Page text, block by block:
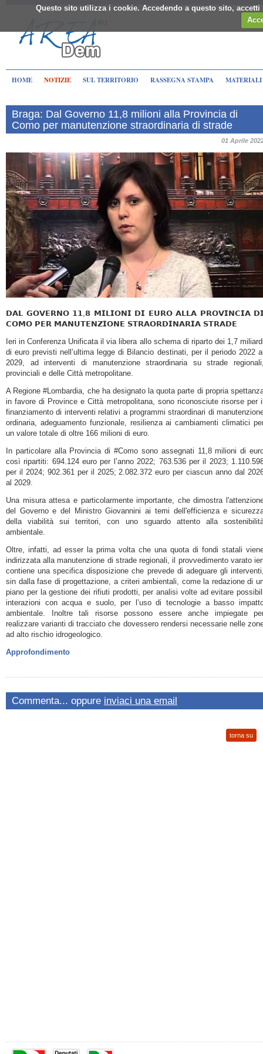
Questo sito utilizza i cookie. Accedendo a questo sito,
HOME NOTIZIE SUL TERRITORIO RASSEGNA STAMPA MATERIALI
Braga: Dal Governo 11,8 milioni alla Provincia di
Como per manutenzione straordinaria di strade
01 Aprile
𝗗𝗔𝗟 𝗚𝗢𝗩𝗘𝗥𝗡𝗢 𝟭𝟭,𝟴 𝗠𝗜𝗟𝗜𝗢𝗡𝗜 𝗗𝗜 𝗘𝗨𝗥𝗢 𝗔𝗟𝗟𝗔 𝗣𝗥𝗢𝗩𝗜𝗡𝗖𝗜𝗔
𝗖𝗢𝗠𝗢 𝗣𝗘𝗥 𝗠𝗔𝗡𝗨𝗧𝗘𝗡𝗭𝗜𝗢𝗡𝗘 𝗦𝗧𝗥𝗔𝗢𝗥𝗗𝗜𝗡𝗔𝗥𝗜𝗔 𝗦𝗧𝗥𝗔𝗗𝗘
Ieri in Conferenza Unificata il via libera allo schema di riparto dei 1,7
di euro previsti nell’ultima legge di Bilancio destinati, per il periodo 2022
2029, ad interventi di manutenzione straordinaria su strade
provinciali e delle Città metropolitane.
A Regione #Lombardia, che ha designato la quota parte di propria
in favore di Province e Città metropolitana, sono riconosciute risorse per
finanziamento di interventi relativi a programmi straordinari di
ordinaria, adeguamento funzionale, resilienza ai cambiamenti climatici
un valore totale di oltre 166 milioni di euro.
In particolare alla Provincia di #Como sono assegnati 11,8 milioni di
così ripartiti: 694.124 euro per l’anno 2022; 763.536 per il 2023;
per il 2024; 902.361 per il 2025; 2.082.372 euro per ciascun anno dal
al 2029.
Una misura attesa e particolarmente importante, che dimostra
del Governo e del Ministro Giovannini ai temi dell'efficienza e
della viabilità sui territori, con uno sguardo attento alla
ambientale.
Oltre, infatti, ad esser la prima volta che una quota di fondi statali
indirizzata alla manutenzione di strade regionali, il provvedimento varato
contiene una specifica disposizione che prevede di adeguare gli
sin dalla fase di progettazione, a criteri ambientali, come la redazione di
piano per la gestione dei rifiuti prodotti, per analisi volte ad evitare
interazioni con acqua e suolo, per l’uso di tecnologie a basso
ambientale. Inoltre tali risorse possono essere anche impiegate
realizzare varianti di tracciato che dovessero rendersi necessarie nelle
ad alto rischio idrogeologico.
Approfondimento
Commenta... oppure inviaci una email
torna su